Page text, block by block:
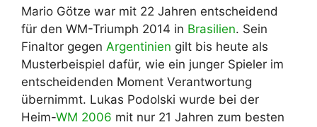
Mario Götze war mit 22 Jahren entscheidend
für den WM-Triumph 2014 in Brasilien. Sein
Finaltor gegen Argentinien gilt bis heute als
Musterbeispiel dafür, wie ein junger Spieler im
entscheidenden Moment Verantwortung
übernimmt. Lukas Podolski wurde bei der
Heim-WM 2006 mit nur 21 Jahren zum besten